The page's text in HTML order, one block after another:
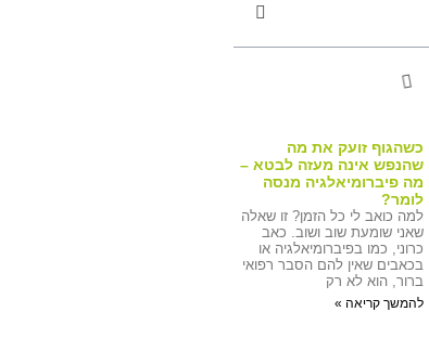
כשהגוף זועק את מה
שהנפש אינה מעזה לבטא –
מה פיברומיאלגיה מנסה
לומר?
למה כואב לי כל הזמן? זו שאלה
שאני שומעת שוב ושוב. כאב
כרוני, כמו בפיברומיאלגיה או
בכאבים שאין להם הסבר רפואי
ברור, הוא לא רק
להמשך קריאה »